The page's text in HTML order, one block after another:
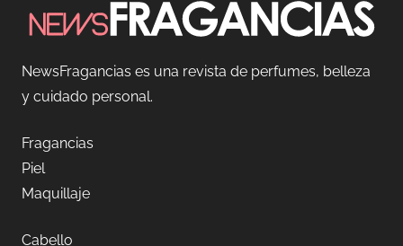
NewsFragancias es una revista de perfumes, belleza
y cuidado personal.
Fragancias
Piel
Maquillaje
Cabello